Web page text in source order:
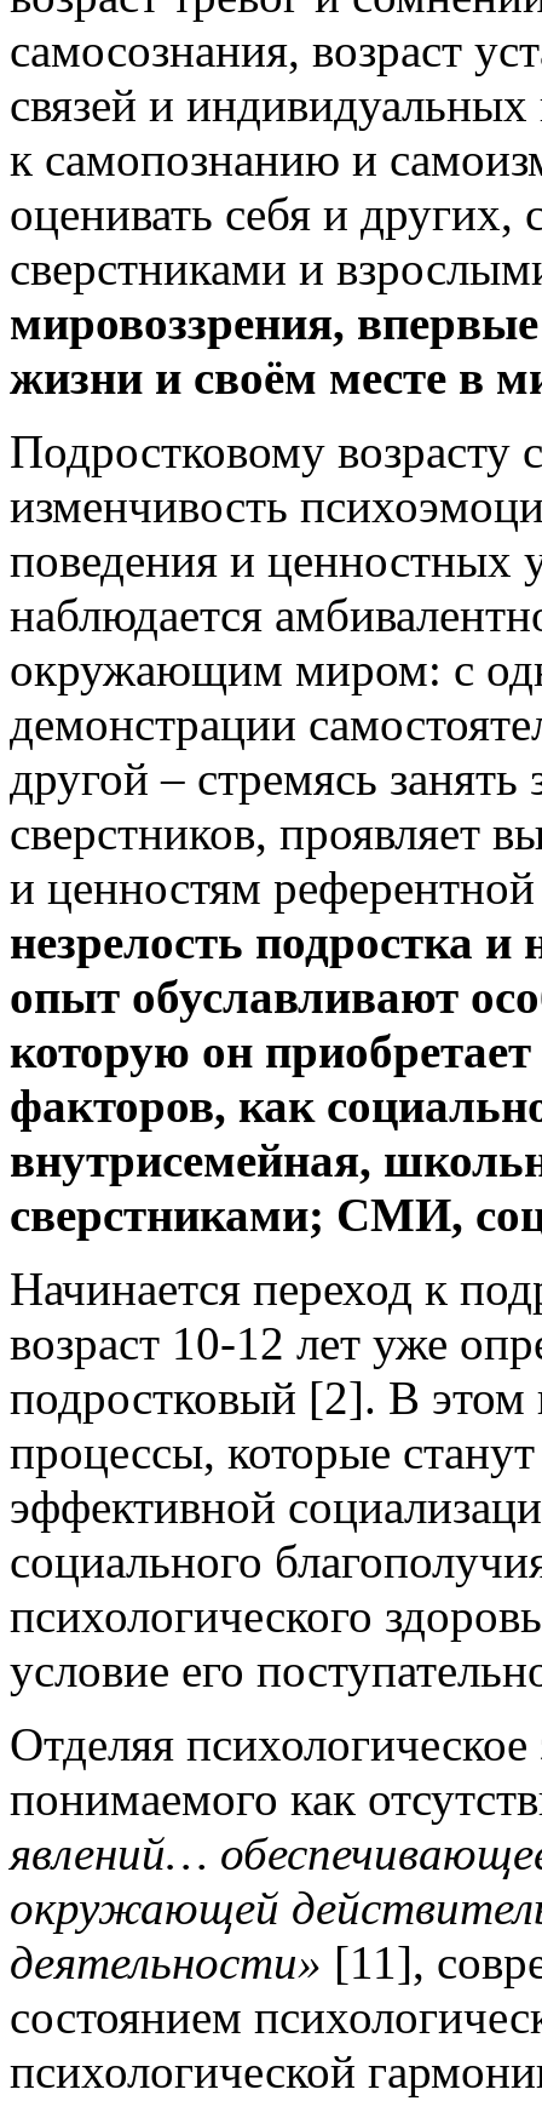
самосознания, возраст
связей и
к самопознанию и
оценивать себя и других,
сверстниками и
мировоззрения,
жизни и своём месте в
Подростковому возрасту
изменчивость
поведения и ценностных
наблюдается
окружающим миром: с
демонстрации
другой – стремясь
сверстников, проявляет
и ценностям
незрелость подростка
опыт обуславливают
которую он
факторов, как
внутрисемейная,
сверстниками; СМИ,
Начинается переход к
возраст 10-12 лет уже
подростковый [2]. В этом
процессы, которые
эффективной
социального
психологического
условие его
Отделяя
понимаемого как
явлений…
окружающей
деятельности» [11],
состоянием
психологической